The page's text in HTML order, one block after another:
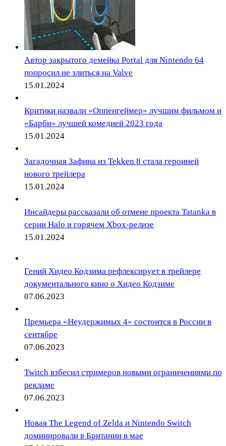
Автор закрытого демейка Portal для Nintendo 64
попросил не злиться на Valve
15.01.2024
Критики назвали «Оппенгеймер» лучшим фильмом и
«Барби» лучшей комедией 2023 года
15.01.2024
Загадочная Зафина из Tekken 8 стала героиней
нового трейлера
15.01.2024
Инсайдеры рассказали об отмене проекта Tatanka в
серии Halo и горячем Xbox-релизе
15.01.2024
Гений Хидео Кодзима рефлексирует в трейлере
документального кино о Хидео Кодзиме
07.06.2023
Премьера «Неудержимых 4» состоится в России в
сентябре
07.06.2023
Twitch взбесил стримеров новыми ограничениями по
рекламе
07.06.2023
Новая The Legend of Zelda и Nintendo Switch
доминировали в Британии в мае